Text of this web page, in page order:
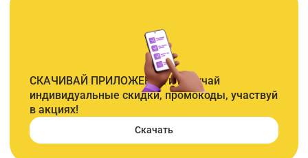
СКАЧИВАЙ ПРИЛОЖЕНИЕ и получай
индивидуальные скидки, промокоды, участвуй
в акциях!
Скачать